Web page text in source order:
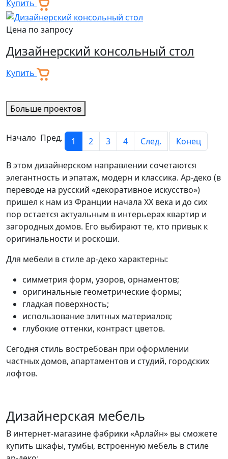
Купить
Цена по запросу
Дизайнерский консольный стол
Купить
Больше проектов
Начало Пред. 1 2 3 4 След. Конец
В этом дизайнерском направлении сочетаются
элегантность и эпатаж, модерн и классика. Ар-деко (в
переводе на русский «декоративное искусство»)
пришел к нам из Франции начала XX века и до сих
пор остается актуальным в интерьерах квартир и
загородных домов. Его выбирают те, кто привык к
оригинальности и роскоши.
Для мебели в стиле ар-деко характерны:
симметрия форм, узоров, орнаментов;
оригинальные геометрические формы;
гладкая поверхность;
использование элитных материалов;
глубокие оттенки, контраст цветов.
Сегодня стиль востребован при оформлении
частных домов, апартаментов и студий, городских
лофтов.
Дизайнерская мебель
В интернет-магазине фабрики «Арлайн» вы сможете
купить шкафы, тумбы, встроенную мебель в стиле